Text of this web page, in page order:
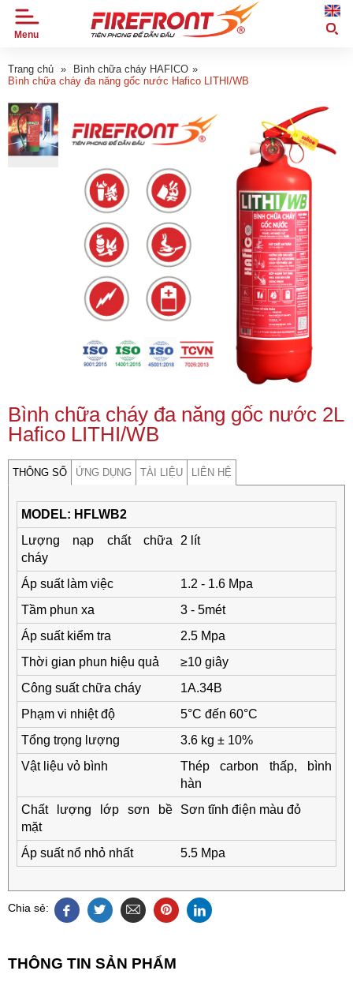
Menu
CHỦ
GIỚI
THIỆU
SẢN
PHẨM
LIÊN
HỆ
Trang chủ » Bình chữa cháy HAFICO »
Bình chữa cháy đa năng gốc nước Hafico LITHI/WB
Bình chữa cháy đa năng gốc nước 2L
Hafico LITHI/WB
THÔNG SỐ ỨNG DỤNG TÀI LIỆU LIÊN HỆ
MODEL: HFLWB2
Lượng nạp chất chữa
cháy
2 lít
Áp suất làm việc
1.2 - 1.6 Mpa
Tầm phun xa
3 - 5mét
Áp suất kiểm tra
2.5 Mpa
Thời gian phun hiệu quả
≥10 giây
Công suất chữa cháy
1A.34B
Phạm vi nhiệt độ
5°C đến 60°C
Tổng trọng lượng
3.6 kg ± 10%
Vật liệu vỏ bình
Thép carbon thấp, bình
hàn
Chất lượng lớp sơn bề
mặt
Sơn tĩnh điện màu đỏ
Áp suất nổ nhỏ nhất 5.5 Mpa
Chia sẻ:
THÔNG TIN SẢN PHẨM